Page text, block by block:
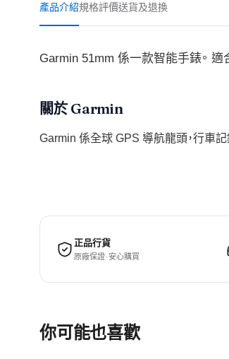
產品介紹規格評價送貨及退換
Garmin 51mm 係一款智能手錶。
關於 Garmin
Garmin 係全球 GPS 導航龍頭，行車
正品行貨
原廠保證 · 安心購買
你可能也喜歡